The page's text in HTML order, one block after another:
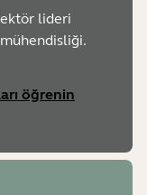
lideri
öğrenin